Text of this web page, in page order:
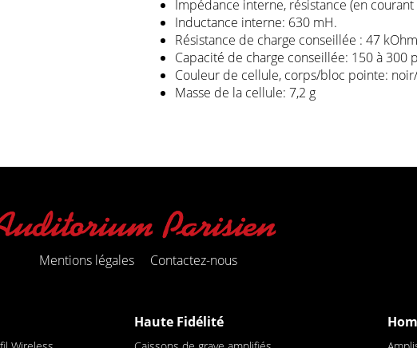
Impédance interne, résistance (en
Inductance interne: 630 mH.
Résistance de charge conseillée : 47
Capacité de charge conseillée: 150 à 300
Couleur de cellule, corps/bloc pointe:
Masse de la cellule: 7,2 g
Mentions légales Contactez-nous
Haute Fidélité